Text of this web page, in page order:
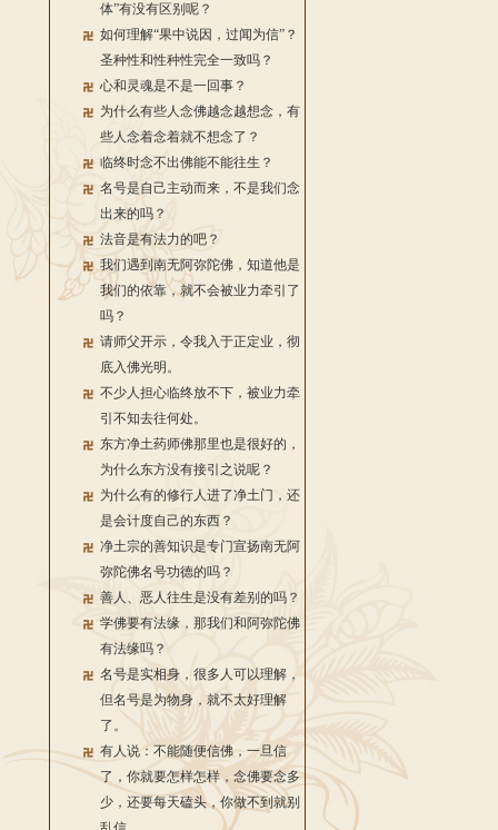
体”有没有区别呢？
如何理解“果中说因，过闻为信”？
圣种性和性种性完全一致吗？
心和灵魂是不是一回事？
为什么有些人念佛越念越想念，有
些人念着念着就不想念了？
临终时念不出佛能不能往生？
名号是自己主动而来，不是我们念
出来的吗？
法音是有法力的吧？
我们遇到南无阿弥陀佛，知道他是
我们的依靠，就不会被业力牵引了
吗？
请师父开示，令我入于正定业，彻
底入佛光明。
不少人担心临终放不下，被业力牵
引不知去往何处。
东方净土药师佛那里也是很好的，
为什么东方没有接引之说呢？
为什么有的修行人进了净土门，还
是会计度自己的东西？
净土宗的善知识是专门宣扬南无阿
弥陀佛名号功德的吗？
善人、恶人往生是没有差别的吗？
学佛要有法缘，那我们和阿弥陀佛
有法缘吗？
名号是实相身，很多人可以理解，
但名号是为物身，就不太好理解
了。
有人说：不能随便信佛，一旦信
了，你就要怎样怎样，念佛要念多
少，还要每天磕头，你做不到就别